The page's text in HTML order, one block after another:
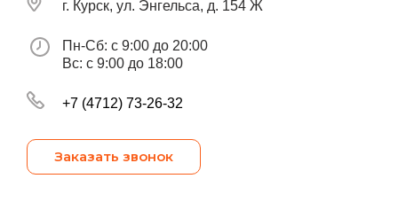
г. Курск, ул. Энгельса, д. 154 Ж
Пн-Сб: с 9:00 до 20:00
Вс: с 9:00 до 18:00
+7 (4712) 73-26-32
Заказать звонок